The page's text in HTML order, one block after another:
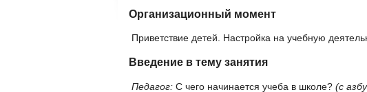
Организационный момент
Приветствие детей. Настройка на учебную
Введение в тему занятия
Педагог: С чего начинается учеба в школе? (с